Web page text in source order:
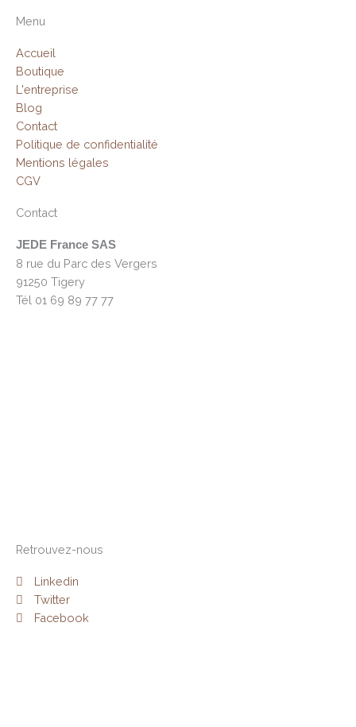
Menu
Accueil
Boutique
L'entreprise
Blog
Contact
Politique de confidentialité
Mentions légales
CGV
Contact
JEDE France SAS
8 rue du Parc des Vergers
91250 Tigery
Tél 01 69 89 77 77
Retrouvez-nous
Linkedin
Twitter
Facebook